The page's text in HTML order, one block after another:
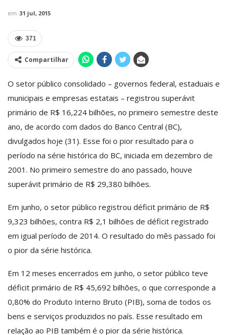
em 31 jul, 2015
371
Compartilhar
O setor público consolidado – governos federal, estaduais e
municipais e empresas estatais – registrou superávit
primário de R$ 16,224 bilhões, no primeiro semestre deste
ano, de acordo com dados do Banco Central (BC),
divulgados hoje (31). Esse foi o pior resultado para o
período na série histórica do BC, iniciada em dezembro de
2001. No primeiro semestre do ano passado, houve
superávit primário de R$ 29,380 bilhões.
Em junho, o setor público registrou déficit primário de R$
9,323 bilhões, contra R$ 2,1 bilhões de déficit registrado
em igual período de 2014. O resultado do mês passado foi
o pior da série histórica.
Em 12 meses encerrados em junho, o setor público teve
déficit primário de R$ 45,692 bilhões, o que corresponde a
0,80% do Produto Interno Bruto (PIB), soma de todos os
bens e serviços produzidos no país. Esse resultado em
relação ao PIB também é o pior da série histórica.